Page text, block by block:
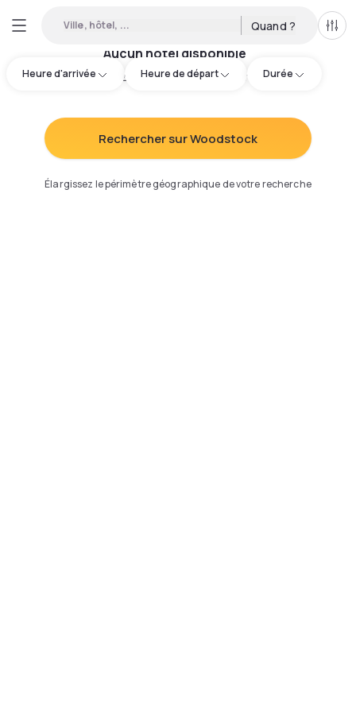
Ville, hôtel, ... Quand ?
Heure d'arrivée Heure de départ Durée
Aucun hôtel disponible
Essayez d'ajuster votre recherche:
Rechercher sur Woodstock
Élargissez le périmètre géographique de votre recherche